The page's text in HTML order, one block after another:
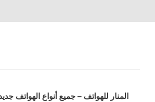
المنار للهواتف – جميع أنواع الهواتف